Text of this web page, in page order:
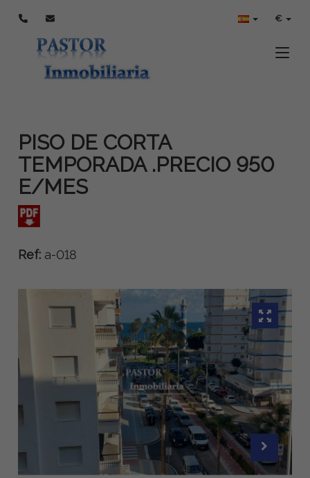
€
PISO DE CORTA
TEMPORADA .PRECIO 950
E/MES
Ref: a-018